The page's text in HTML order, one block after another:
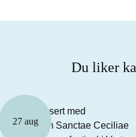
Du liker
27 aug